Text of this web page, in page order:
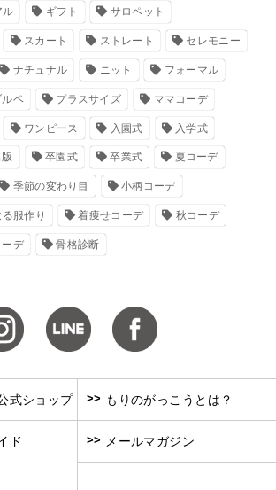
ル ギフト サロペット
スカート ストレート セレモニー
ナチュナル ニット フォーマル
ルベ プラスサイズ ママコーデ
ワンピース 入園式 入学式
卒園式 卒業式 夏コーデ
季節の変わり目 小柄コーデ
服作り 着痩せコーデ 秋コーデ
デ 骨格診断
式ショップ >> もりのがっこうとは？
ド >> メールマガジン